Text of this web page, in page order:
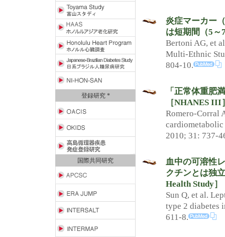
登録研究 *
国際共同研究
炎症マーカー
は短期間（5
Bertoni AG, et
Multi-Ethnic
804-10.
「正常体重
［NHANES III
Romero-Corral
2010; 31: 737-
血中の可溶性
クチンとは独
Health Study］
Sun Q, et al.
type 2 diabetes
611-8.